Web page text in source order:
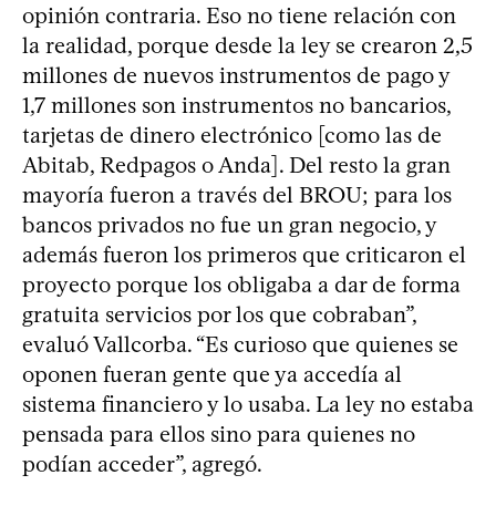
opinión contraria. Eso no tiene relación con
la realidad, porque desde la ley se crearon 2,5
millones de nuevos instrumentos de pago y
1,7 millones son instrumentos no bancarios,
tarjetas de dinero electrónico [como las de
Abitab, Redpagos o Anda]. Del resto la gran
mayoría fueron a través del BROU; para los
bancos privados no fue un gran negocio, y
además fueron los primeros que criticaron el
proyecto porque los obligaba a dar de forma
gratuita servicios por los que cobraban”,
evaluó Vallcorba. “Es curioso que quienes se
oponen fueran gente que ya accedía al
sistema financiero y lo usaba. La ley no estaba
pensada para ellos sino para quienes no
podían acceder”, agregó.